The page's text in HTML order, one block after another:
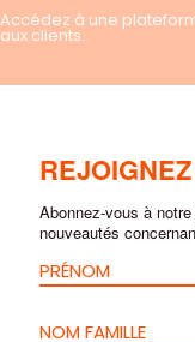
Accédez à une
aux clients.
La
Abonnez-vous à
nouveautés